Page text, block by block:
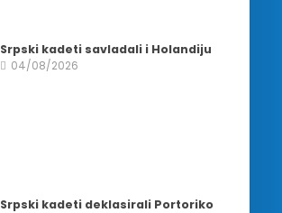
Srpski kadeti savladali i Holandiju
04/08/2026
Srpski kadeti deklasirali Portoriko